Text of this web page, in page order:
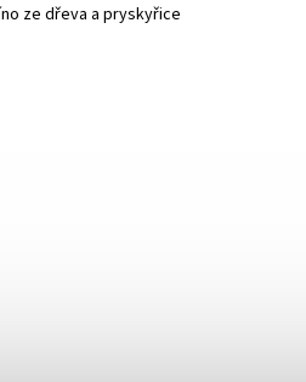
ze dřeva a pryskyřice